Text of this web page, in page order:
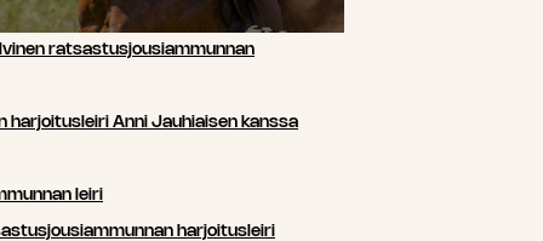
ratsastusjousiammunnan
harjoitusleiri Anni Jauhiaisen kanssa
leiri
harjoitusleiri